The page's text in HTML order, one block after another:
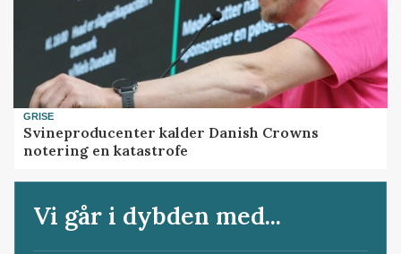
GRISE
Svineproducenter kalder Danish Crowns
notering en katastrofe
Vi går i dybden med...